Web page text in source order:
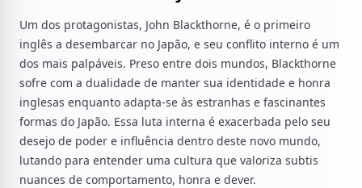
Um dos protagonistas, John Blackthorne, é o primeiro
inglês a desembarcar no Japão, e seu conflito interno é um
dos mais palpáveis. Preso entre dois mundos, Blackthorne
sofre com a dualidade de manter sua identidade e honra
inglesas enquanto adapta-se às estranhas e fascinantes
formas do Japão. Essa luta interna é exacerbada pelo seu
desejo de poder e influência dentro deste novo mundo,
lutando para entender uma cultura que valoriza subtis
nuances de comportamento, honra e dever.